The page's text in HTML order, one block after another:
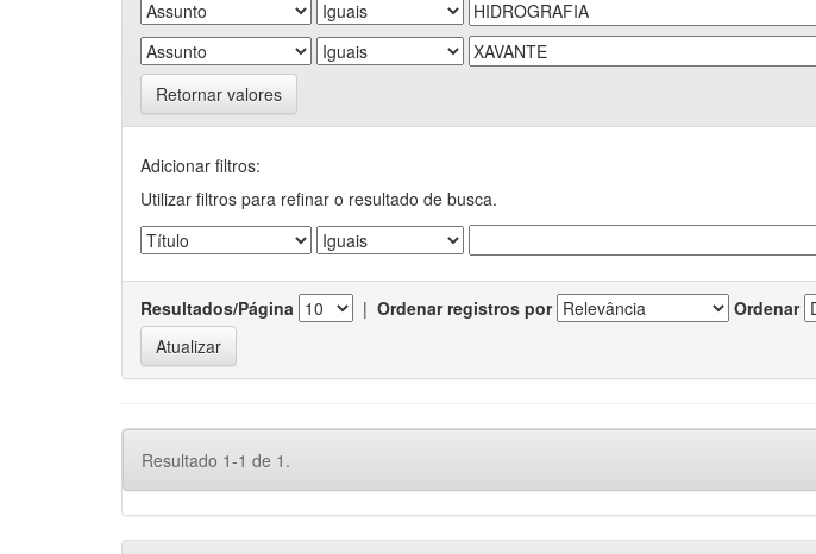
Retornar valores
Adicionar filtros:
Utilizar filtros para refinar o resultado de busca.
Resultados/Página | Ordenar registros por Ordenar
Resultado 1-1 de 1.